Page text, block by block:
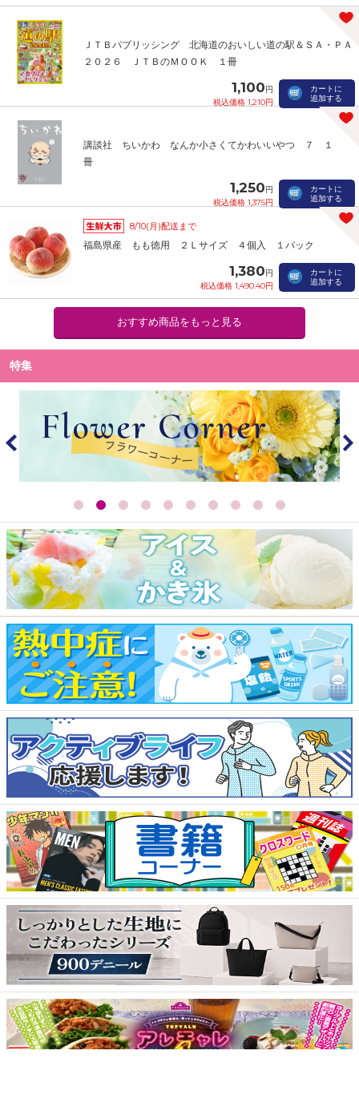
ＪＴＢパブリッシング 北海道のおいしい道の駅＆ＳＡ・ＰＡ
２０２６ ＪＴＢのＭＯＯＫ １冊
1,100円
税込価格 1,210円
カートに
追加する
講談社 ちいかわ なんか小さくてかわいいやつ ７ １
冊
1,250円
税込価格 1,375円
カートに
追加する
8/10(月)配送まで
福島県産 もも徳用 ２Ｌサイズ ４個入 １パック
1,380円
税込価格 1,490.40円
カートに
追加する
おすすめ商品をもっと見る
特集